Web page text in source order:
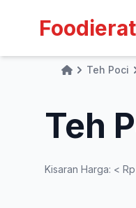
Home Teh Poci
Teh
Kisaran Harga: <